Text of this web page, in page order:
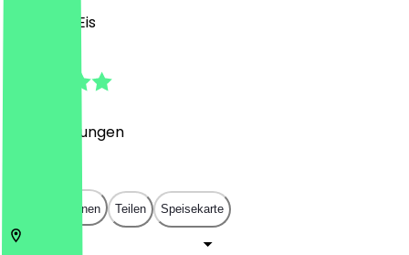
Desserts, Eis
Bewertungen
In App öffnen Teilen Speisekarte